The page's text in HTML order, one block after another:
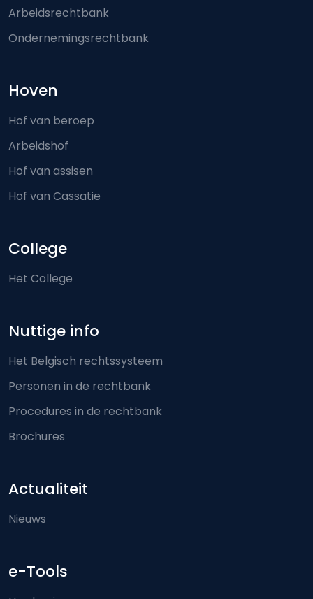
Arbeidsrechtbank
Ondernemingsrechtbank
Hoven
Hof van beroep
Arbeidshof
Hof van assisen
Hof van Cassatie
College
Het College
Nuttige info
Het Belgisch rechtssysteem
Personen in de rechtbank
Procedures in de rechtbank
Brochures
Actualiteit
Nieuws
e-Tools